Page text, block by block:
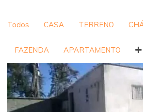
Todos CASA TERRENO
FAZENDA APARTAMENTO